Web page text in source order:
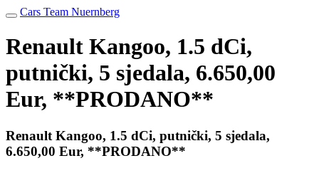
Cars Team Nuernberg
Renault Kangoo, 1.5 dCi,
putnički, 5 sjedala, 6.650,00
Eur, **PRODANO**
Renault Kangoo, 1.5 dCi, putnički, 5 sjedala,
6.650,00 Eur, **PRODANO**